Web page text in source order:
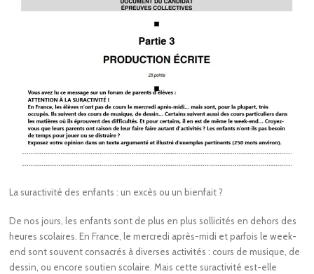
La suractivité des enfants : un excès ou un bienfait ?
De nos jours, les enfants sont de plus en plus sollicités en dehors des
heures scolaires. En France, le mercredi après-midi et parfois le week-
end sont souvent consacrés à diverses activités : cours de musique, de
dessin, ou encore soutien scolaire. Mais cette suractivité est-elle